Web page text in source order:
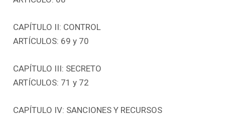
CAPÍTULO II: CONTROL
ARTÍCULOS: 69 y 70
CAPÍTULO III: SECRETO
ARTÍCULOS: 71 y 72
CAPÍTULO IV: SANCIONES Y RECURSOS